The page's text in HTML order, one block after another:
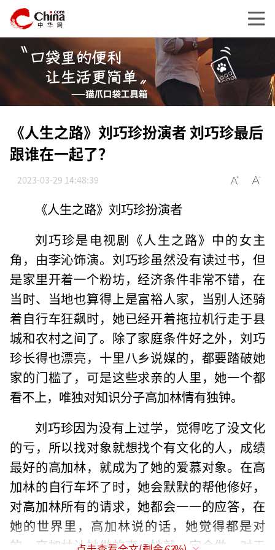
《人生之路》刘巧珍扮演者 刘巧珍最后
跟谁在一起了？
2023-03-29 14:48:39
《人生之路》刘巧珍扮演者
刘巧珍是电视剧《人生之路》中的女主
角，由李沁饰演。刘巧珍虽然没有读过书，但
是家里开着一个粉坊，经济条件非常不错，在
当时、当地也算得上是富裕人家，当别人还骑
着自行车狂飙时，她已经开着拖拉机行走于县
城和农村之间了。除了家庭条件好之外，刘巧
珍长得也漂亮，十里八乡说媒的，都要踏破她
家的门槛了，可是这些求亲的人里，她一个都
看不上，唯独对知识分子高加林情有独钟。
刘巧珍因为没有上过学，觉得吃了没文化
的亏，所以找对象就想找个有文化的人，成绩
最好的高加林，就成为了她的爱慕对象。在高
加林的自行车坏了时，她会默默的帮他修好，
对高加林所有的请求，她都会一一的应答，在
她的世界里，高加林说的话，她觉得都是对
的，高加林让她做的事，她就一定会做，对于